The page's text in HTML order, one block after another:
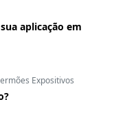
aplicação em
Expositivos